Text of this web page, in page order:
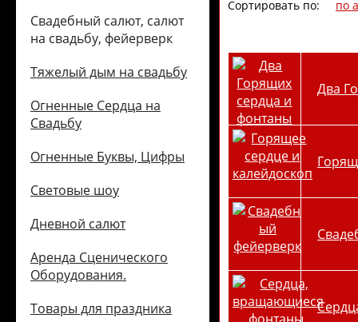
Свадебный салют, салют
на свадьбу, фейерверк
Тяжелый дым на свадьбу
Огненные Сердца на
Свадьбу
Огненные Буквы, Цифры
Световые шоу
Дневной салют
Аренда Сценического
Оборудования.
Товары для праздника
Сортировать по: по
Два